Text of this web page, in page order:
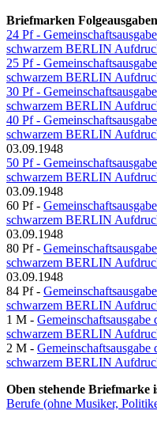
Briefmarken
24 Pf -
schwarzem BERLIN
25 Pf -
schwarzem BERLIN
30 Pf -
schwarzem BERLIN
40 Pf -
schwarzem BERLIN
03.09.1948
50 Pf -
schwarzem BERLIN
03.09.1948
60 Pf -
schwarzem BERLIN
03.09.1948
80 Pf -
schwarzem BERLIN
03.09.1948
84 Pf -
schwarzem BERLIN
1 M -
schwarzem BERLIN
2 M -
schwarzem BERLIN
Oben stehende
Berufe (ohne Musiker,